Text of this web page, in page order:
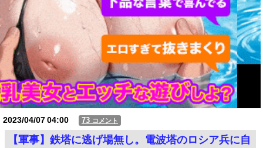
2023/04/0704:00 73 コメント
【軍事】鉄塔に逃げ場無し。電波塔のロシア兵に自